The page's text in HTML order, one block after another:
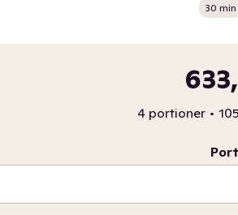
30 min
4 portioner •